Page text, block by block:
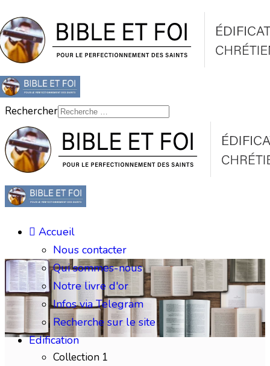
Rechercher
Accueil
Nous contacter
Qui sommes-nous
Notre livre d'or
Infos via Telegram
Recherche sur le site
Edification
Collection 1